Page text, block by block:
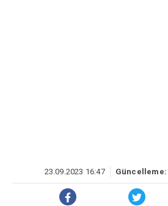
23.09.2023 16:47 Güncelleme: